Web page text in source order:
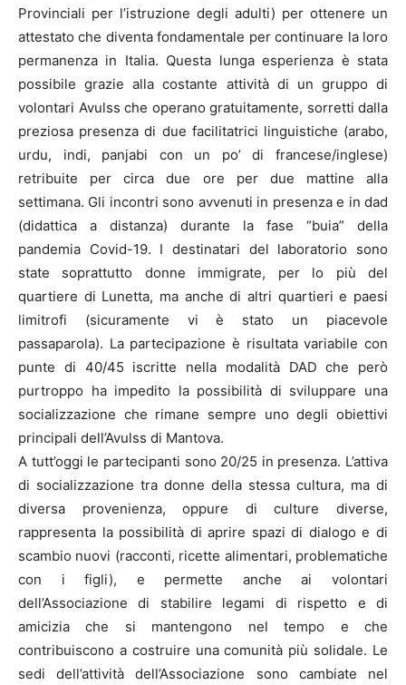
Provinciali per l’istruzione degli adulti) per ottenere un
attestato che diventa fondamentale per continuare la loro
permanenza in Italia. Questa lunga esperienza è stata
possibile grazie alla costante attività di un gruppo di
volontari Avulss che operano gratuitamente, sorretti dalla
preziosa presenza di due facilitatrici linguistiche (arabo,
urdu, indi, panjabi con un po’ di francese/inglese)
retribuite per circa due ore per due mattine alla
settimana. Gli incontri sono avvenuti in presenza e in dad
(didattica a distanza) durante la fase “buia” della
pandemia Covid-19. I destinatari del laboratorio sono
state soprattutto donne immigrate, per lo più del
quartiere di Lunetta, ma anche di altri quartieri e paesi
limitrofi (sicuramente vi è stato un piacevole
passaparola). La partecipazione è risultata variabile con
punte di 40/45 iscritte nella modalità DAD che però
purtroppo ha impedito la possibilità di sviluppare una
socializzazione che rimane sempre uno degli obiettivi
principali dell’Avulss di Mantova.
A tutt’oggi le partecipanti sono 20/25 in presenza. L’attiva
di socializzazione tra donne della stessa cultura, ma di
diversa provenienza, oppure di culture diverse,
rappresenta la possibilità di aprire spazi di dialogo e di
scambio nuovi (racconti, ricette alimentari, problematiche
con i figli), e permette anche ai volontari
dell’Associazione di stabilire legami di rispetto e di
amicizia che si mantengono nel tempo e che
contribuiscono a costruire una comunità più solidale. Le
sedi dell’attività dell’Associazione sono cambiate nel